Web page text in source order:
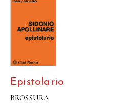
Epistolario
BROSSURA